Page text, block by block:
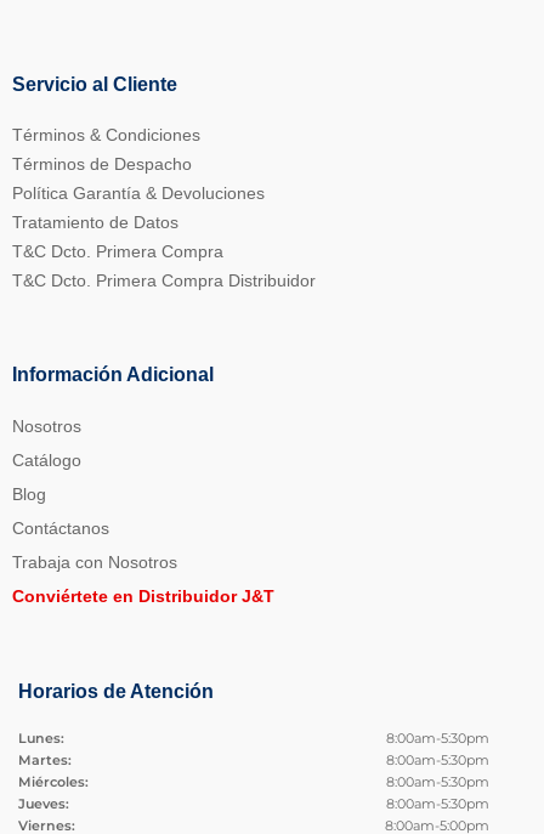
Servicio al Cliente
Términos & Condiciones
Términos de Despacho
Política Garantía & Devoluciones
Tratamiento de Datos
T&C Dcto. Primera Compra
T&C Dcto. Primera Compra Distribuidor
Información Adicional
Nosotros
Catálogo
Blog
Contáctanos
Trabaja con Nosotros
Conviértete en Distribuidor J&T
Horarios de Atención
Lunes:
8:00am-5:30pm
Martes:
8:00am-5:30pm
Miércoles:
8:00am-5:30pm
Jueves:
8:00am-5:30pm
Viernes:
8:00am-5:00pm